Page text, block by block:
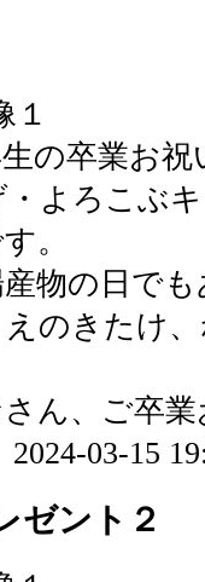
の卒業お
・よろこぶ
。
物の日で
のきたけ
さん、ご卒
2024-03-15
ゼント２